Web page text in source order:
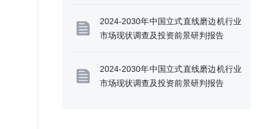
2024-2030年中国立式直线磨边机行业
市场现状调查及投资前景研判报告
2024-2030年中国立式直线磨边机行业
市场现状调查及投资前景研判报告